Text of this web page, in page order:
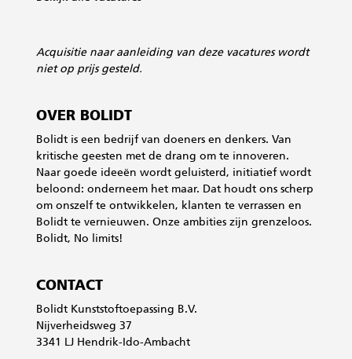
Acquisitienaar aanleiding van deze vacatures wordt
niet op prijs gesteld.
OVER BOLIDT
Bolidt is een bedrijf van doeners en denkers. Van
kritische geesten met de drang om te innoveren.
Naar goede ideeën wordt geluisterd, initiatief wordt
beloond: onderneem het maar. Dat houdt ons scherp
om onszelf te ontwikkelen, klanten te verrassen en
Bolidt te vernieuwen. Onze ambities zijn grenzeloos.
Bolidt, No limits!
CONTACT
Bolidt Kunststoftoepassing B.V.
Nijverheidsweg 37
3341 LJ Hendrik-Ido-Ambacht